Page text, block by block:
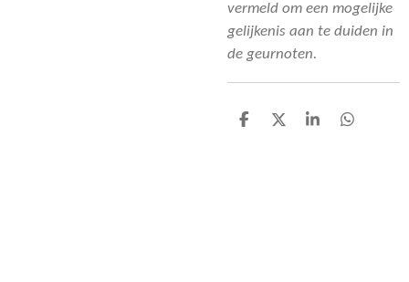
vermeld om een mogelijke
gelijkenis aan te duiden in
de geurnoten.​
D
D
S
D